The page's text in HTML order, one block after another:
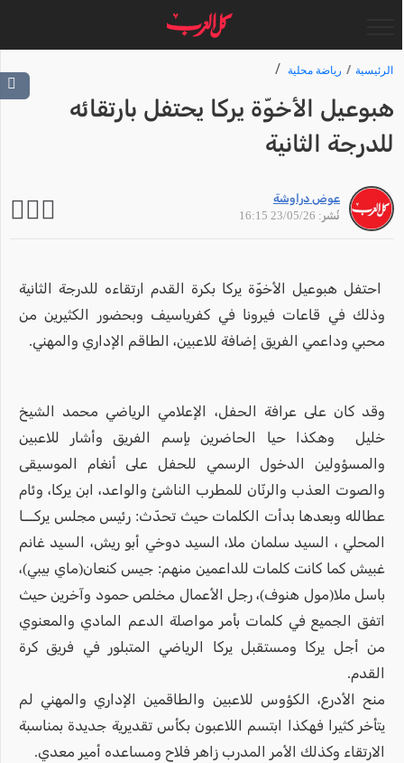
الرئيسية رياضة محلية
هبوعيل الأخوّة يركا يحتفل بارتقائه
للدرجة الثانية
عوض دراوشة
نُشر: 23/05/26 16:15
احتفل هبوعيل الأخوّة يركا بكرة القدم ارتقاءه للدرجة الثانية
وذلك في قاعات فيرونا في كفرياسيف وبحضور الكثيرين من
محبي وداعمي الفريق إضافة للاعبين، الطاقم الإداري والمهني.
وقد كان على عرافة الحفل، الإعلامي الرياضي محمد الشيخ
خليل وهكذا حيا الحاضرين بإسم الفريق وأشار للاعبين
والمسؤولين الدخول الرسمي للحفل على أنغام الموسيقى
والصوت العذب والرنّان للمطرب الناشئ والواعد، ابن يركا، وئام
عطالله وبعدها بدأت الكلمات حيث تحدّث: رئيس مجلس يركـــا
المحلي ، السيد سلمان ملا، السيد دوخي أبو ريش، السيد غانم
غبيش كما كانت كلمات للداعمين منهم: جيس كنعان(ماي بيبي)،
باسل ملا(مول هنوف)، رجل الأعمال مخلص حمود وآخرين حيث
اتفق الجميع في كلمات بأمر مواصلة الدعم المادي والمعنوي
من أجل يركا ومستقبل يركا الرياضي المتبلور في فريق كرة
القدم.
منح الأدرع، الكؤوس للاعبين والطاقمين الإداري والمهني لم
يتأخر كثيرا فهكذا ابتسم اللاعبون بكأس تقديرية جديدة بمناسبة
الارتقاء وكذلك الأمر المدرب زاهر فلاح ومساعده أمير معدي.